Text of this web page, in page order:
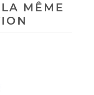
MÊME